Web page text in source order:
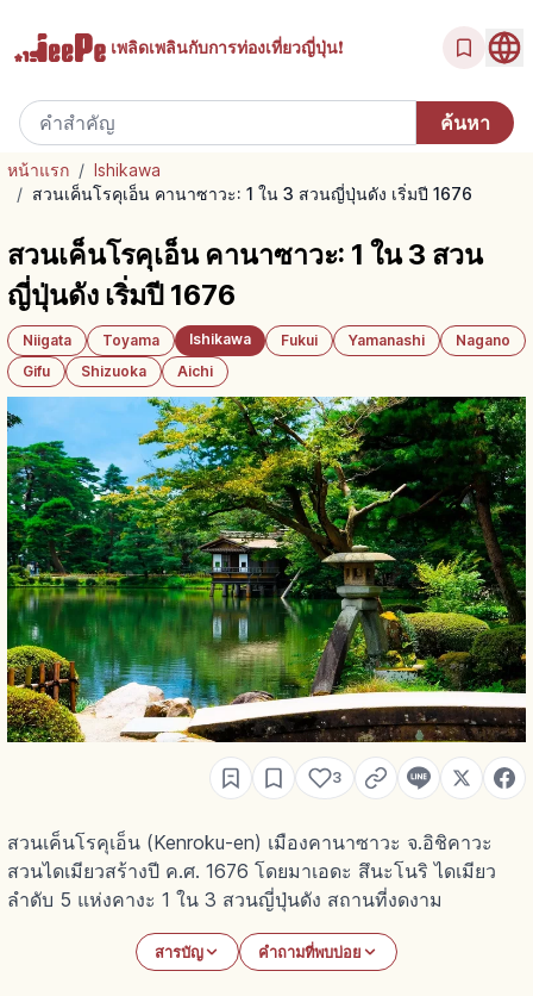
เพลิดเพลินกับการท่องเที่ยวญี่ปุ่น!
หน้าแรก / Ishikawa
/ สวนเค็นโรคุเอ็น คานาซาวะ: 1 ใน 3 สวนญี่ปุ่นดัง เริ่มปี 1676
สวนเค็นโรคุเอ็น คานาซาวะ: 1 ใน 3 สวน
ญี่ปุ่นดัง เริ่มปี 1676
Niigata Toyama Ishikawa Fukui Yamanashi
Nagano
Gifu
Shizuoka Aichi
3
สวนเค็นโรคุเอ็น (Kenroku-en) เมืองคานาซาวะ จ.อิชิคาวะ
สวนไดเมียวสร้างปี ค.ศ. 1676 โดยมาเอดะ สึนะโนริ ไดเมียว
ลำดับ 5 แห่งคางะ 1 ใน 3 สวนญี่ปุ่นดัง สถานที่งดงาม
สารบัญ คำถามที่พบบ่อย